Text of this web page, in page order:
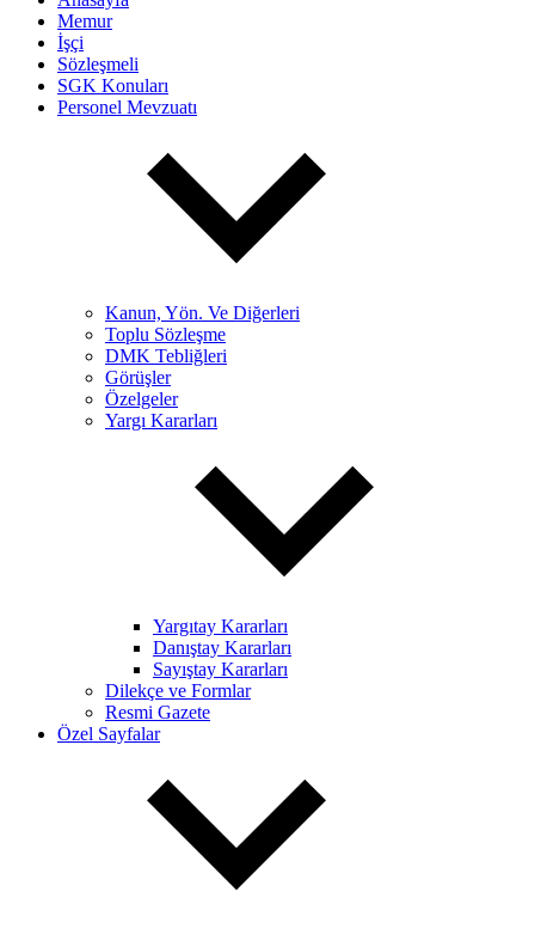
Memur
İşçi
Sözleşmeli
SGK Konuları
Personel Mevzuatı
Kanun, Yön. Ve Diğerleri
Toplu Sözleşme
DMK Tebliğleri
Görüşler
Özelgeler
Yargı Kararları
Yargıtay Kararları
Danıştay Kararları
Sayıştay Kararları
Dilekçe ve Formlar
Resmi Gazete
Özel Sayfalar